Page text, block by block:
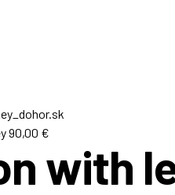
90,00 €
with